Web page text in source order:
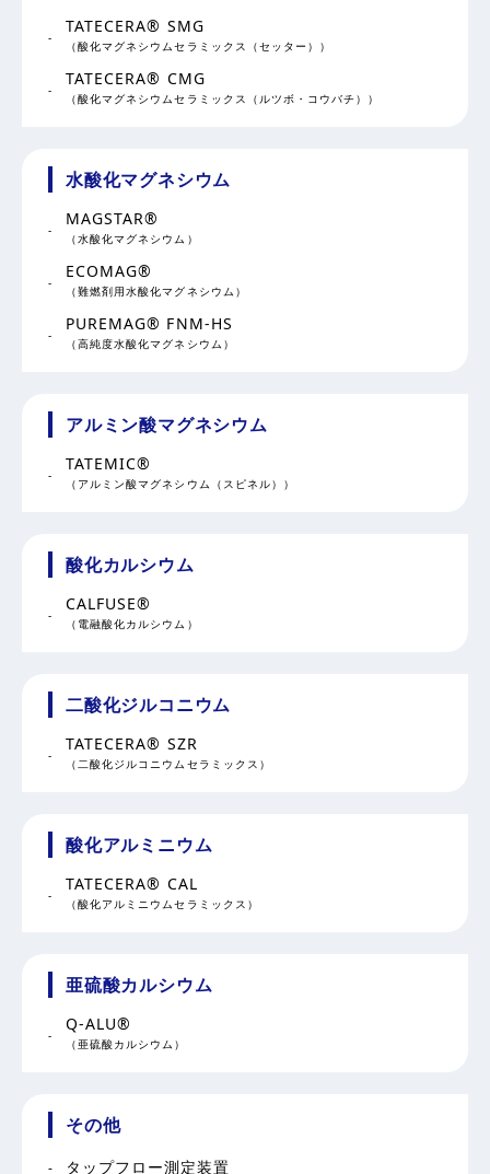
TATECERA® SMG
（酸化マグネシウムセラミックス（セッター））
TATECERA® CMG
（酸化マグネシウムセラミックス（ルツボ・コウバチ））
水酸化マグネシウム
MAGSTAR®
（水酸化マグネシウム）
ECOMAG®
（難燃剤用水酸化マグネシウム）
PUREMAG® FNM-HS
（高純度水酸化マグネシウム）
アルミン酸マグネシウム
TATEMIC®
（アルミン酸マグネシウム（スピネル））
酸化カルシウム
CALFUSE®
（電融酸化カルシウム）
二酸化ジルコニウム
TATECERA® SZR
（二酸化ジルコニウムセラミックス）
酸化アルミニウム
TATECERA® CAL
（酸化アルミニウムセラミックス）
亜硫酸カルシウム
Q-ALU®
（亜硫酸カルシウム）
その他
タップフロー測定装置